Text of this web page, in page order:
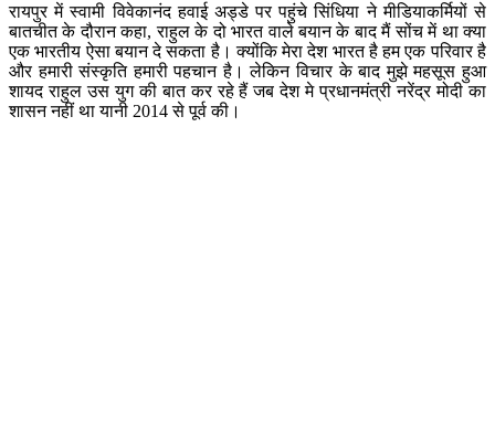
रायपुर में स्वामी विवेकानंद हवाई अड्डे पर पहुंचे सिंधिया ने मीडियाकर्मियों से
बातचीत के दौरान कहा, राहुल के दो भारत वाले बयान के बाद मैं सोंच में था क्या
एक भारतीय ऐसा बयान दे सकता है। क्योंकि मेरा देश भारत है हम एक परिवार है
और हमारी संस्कृति हमारी पहचान है। लेकिन विचार के बाद मुझे महसूस हुआ
शायद राहुल उस युग की बात कर रहे हैं जब देश मे प्रधानमंत्री नरेंद्र मोदी का
शासन नहीं था यानी 2014 से पूर्व की।